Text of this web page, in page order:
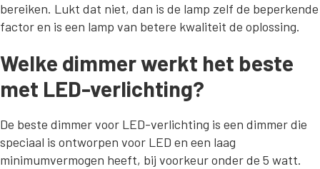
bereiken. Lukt dat niet, dan is de lamp zelf de beperkende
factor en is een lamp van betere kwaliteit de oplossing.
Welke dimmer werkt het beste
met LED-verlichting?
De beste dimmer voor LED-verlichting is een dimmer die
speciaal is ontworpen voor LED en een laag
minimumvermogen heeft, bij voorkeur onder de 5 watt.